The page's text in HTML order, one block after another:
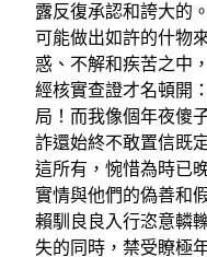
露反復承認和誇大的
可能做出如許的什物
惑、不解和疾苦之中
經核實查證才名頓開
局！而我像個年夜傻
詐還始終不敢置信既
這所有，惋惜為時已
實情與他們的偽善和
賴馴良良入行恣意轔
失的同時，禁受瞭極